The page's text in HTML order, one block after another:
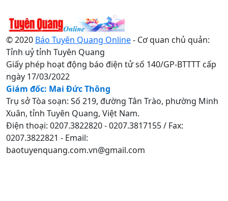
© 2020 Báo Tuyên Quang Online- Cơ quan chủ quản:
Tỉnh uỷ tỉnh Tuyên Quang
Giấy phép hoạt động báo điện tử số 140/GP-BTTTT cấp
ngày 17/03/2022
Giám đốc: Mai Đức Thông
Trụ sở Tòa soạn: Số 219, đường Tân Trào, phường Minh
Xuân, tỉnh Tuyên Quang, Việt Nam.
Điện thoại: 0207.3822820 - 0207.3817155 / Fax:
0207.3822821 - Email:
baotuyenquang.com.vn@gmail.com